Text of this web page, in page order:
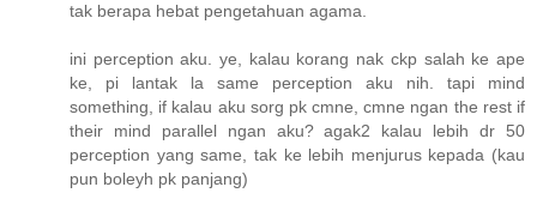
tak berapa hebat pengetahuan agama.
ini perception aku. ye, kalau korang nak ckp salah ke ape
ke, pi lantak la same perception aku nih. tapi mind
something, if kalau aku sorg pk cmne, cmne ngan the rest if
their mind parallel ngan aku? agak2 kalau lebih dr 50
perception yang same, tak ke lebih menjurus kepada (kau
pun boleyh pk panjang)